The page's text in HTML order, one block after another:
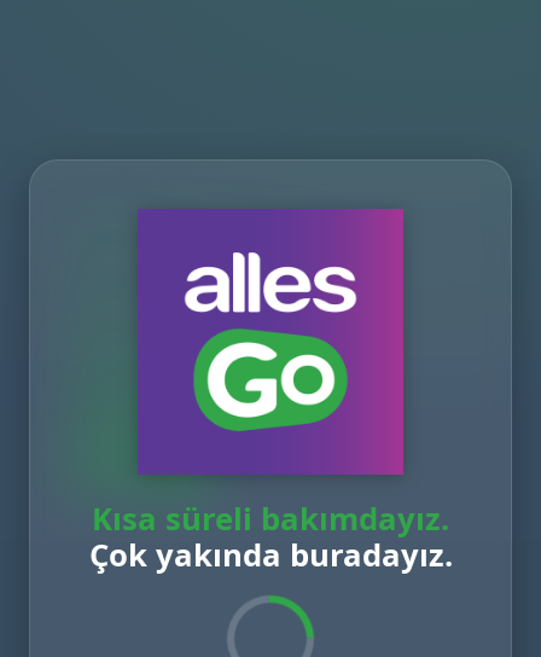
Kısa süreli bakımdayız.
Çok yakında buradayız.